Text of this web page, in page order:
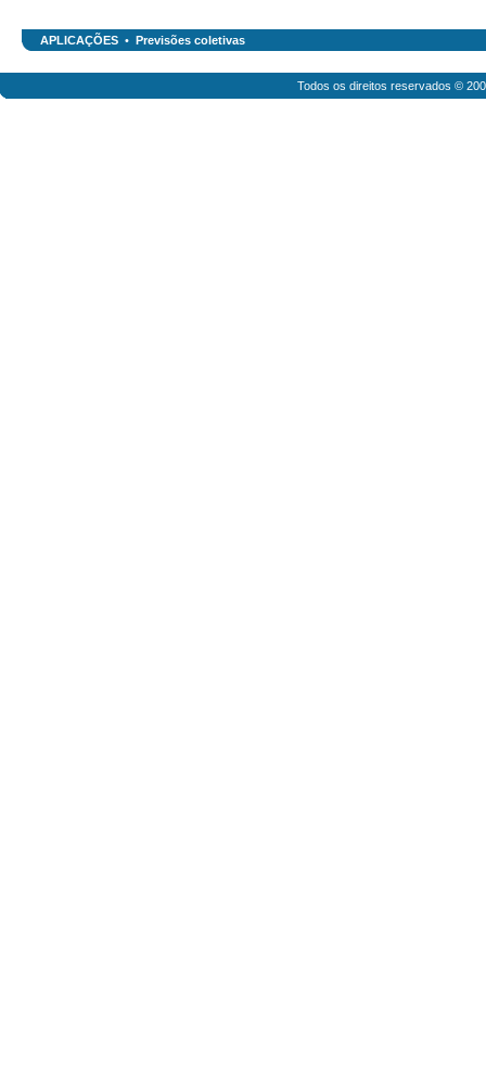
APLICAÇÕES • Previsões coletivas
Todos os direitos reservados ©